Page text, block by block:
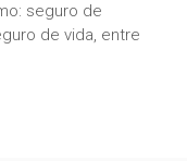
seguro de
de vida, entre